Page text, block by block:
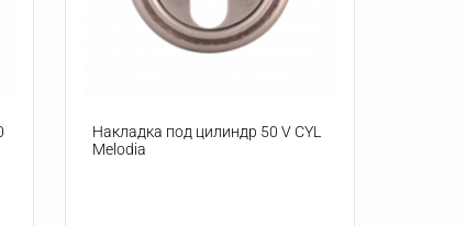
Накладка под цилиндр 50 V СYL
Melodia